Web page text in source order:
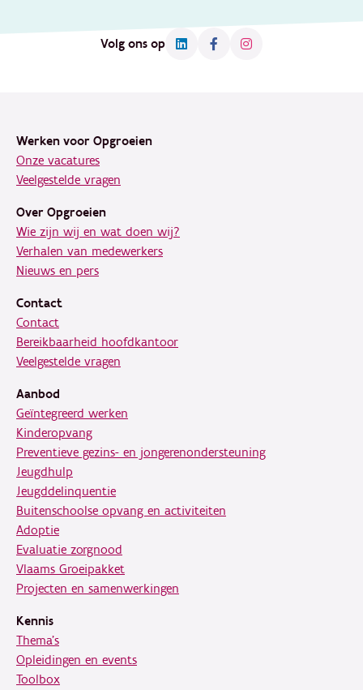
Volg ons op
Werken voor Opgroeien
Onze vacatures
Veelgestelde vragen
Over Opgroeien
Wie zijn wij en wat doen wij?
Verhalen van medewerkers
Nieuws en pers
Contact
Contact
Bereikbaarheid hoofdkantoor
Veelgestelde vragen
Aanbod
Geïntegreerd werken
Kinderopvang
Preventieve gezins- en jongerenondersteuning
Jeugdhulp
Jeugddelinquentie
Buitenschoolse opvang en activiteiten
Adoptie
Evaluatie zorgnood
Vlaams Groeipakket
Projecten en samenwerkingen
Kennis
Thema's
Opleidingen en events
Toolbox